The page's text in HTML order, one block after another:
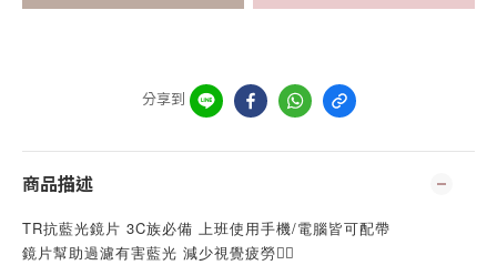
分享到
商品描述
TR抗藍光鏡片 3C族必備 上班使用手機/電腦皆可配帶
鏡片幫助過濾有害藍光 減少視覺疲勞👍🏻